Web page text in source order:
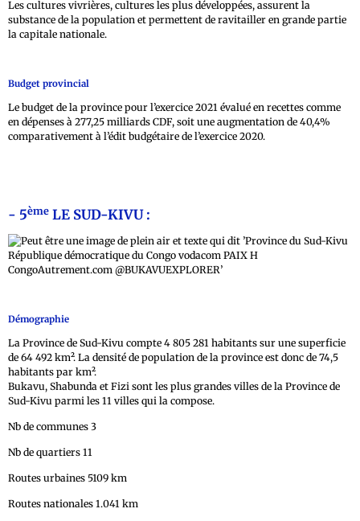
Les cultures vivrières, cultures les plus développées, assurent la
substance de la population et permettent de ravitailler en grande partie
la capitale nationale.
Budget provincial
Le budget de la province pour l’exercice 2021 évalué en recettes comme
en dépenses à 277,25 milliards CDF, soit une augmentation de 40,4%
comparativement à l’édit budgétaire de l’exercice 2020.
- 5ème LE SUD-KIVU :
Démographie
La Province de Sud-Kivu compte 4 805 281 habitants sur une superficie
de 64 492 km². La densité de population de la province est donc de 74,5
habitants par km².
Bukavu, Shabunda et Fizi sont les plus grandes villes de la Province de
Sud-Kivu parmi les 11 villes qui la compose.
Nb de communes 3
Nb de quartiers 11
Routes urbaines 5109 km
Routes nationales 1.041 km